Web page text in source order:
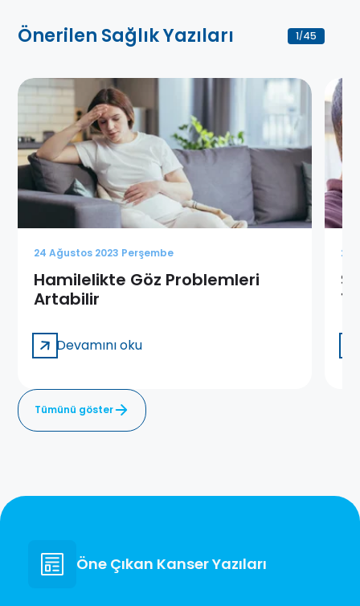
Önerilen Sağlık Yazıları 1/45
24 Ağustos 2023 Perşembe
Hamilelikte Göz Problemleri
Artabilir
Devamını oku
24
Tümünü göster
Öne Çıkan Kanser Yazıları